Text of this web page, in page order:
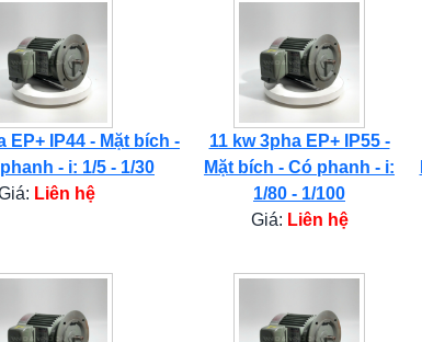
EP+ IP44 - Mặt bích -
- i: 1/5 - 1/30
Liên hệ
11 kw 3pha EP+ IP55 -
Mặt bích - Có phanh - i:
1/80 - 1/100
Giá: Liên hệ